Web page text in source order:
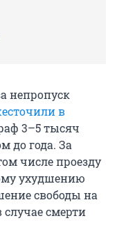
непропуск
в
3–5 тысяч
до года. За
числе проезду
ухудшению
свободы на
случае смерти